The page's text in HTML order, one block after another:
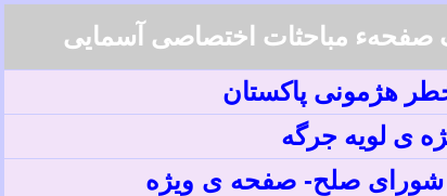
صفحهء مباحثات اختصاصی آسمایی
هژمونی پاکستان
ی لویه جرگه
شورای صلح- صفحه ی ویژه